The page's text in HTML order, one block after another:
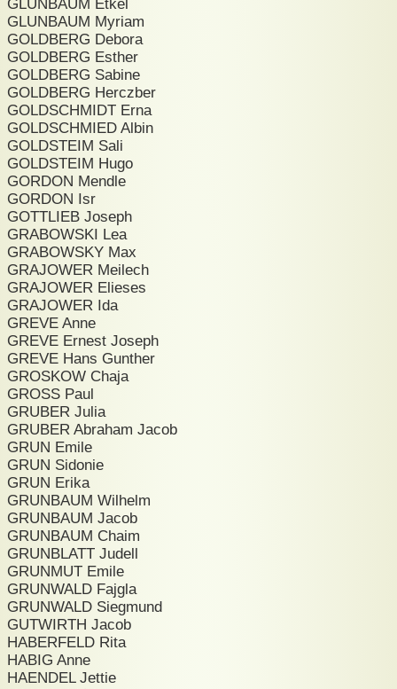
GLUNBAUM Etkel
GLUNBAUM Myriam
GOLDBERG Debora
GOLDBERG Esther
GOLDBERG Sabine
GOLDBERG Herczber
GOLDSCHMIDT Erna
GOLDSCHMIED Albin
GOLDSTEIM Sali
GOLDSTEIM Hugo
GORDON Mendle
GORDON Isr
GOTTLIEB Joseph
GRABOWSKI Lea
GRABOWSKY Max
GRAJOWER Meilech
GRAJOWER Elieses
GRAJOWER Ida
GREVE Anne
GREVE Ernest Joseph
GREVE Hans Gunther
GROSKOW Chaja
GROSS Paul
GRUBER Julia
GRUBER Abraham Jacob
GRUN Emile
GRUN Sidonie
GRUN Erika
GRUNBAUM Wilhelm
GRUNBAUM Jacob
GRUNBAUM Chaim
GRUNBLATT Judell
GRUNMUT Emile
GRUNWALD Fajgla
GRUNWALD Siegmund
GUTWIRTH Jacob
HABERFELD Rita
HABIG Anne
HAENDEL Jettie